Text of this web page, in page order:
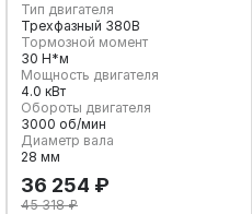
Тип двигателя
Трехфазный 380В
Тормозной момент
30 Н*м
Мощность двигателя
4.0 кВт
Обороты двигателя
3000 об/мин
Диаметр вала
28 мм
36 254 ₽
45 318 ₽